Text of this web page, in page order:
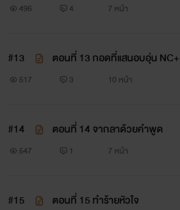
496 4 7 หน้า
#13 ตอนที่ 13 กอดที่แสนอบอุ่น NC+
517 3 10 หน้า
#14 ตอนที่ 14 จากลาด้วยคำพูด
547 1 7 หน้า
#15 ตอนที่ 15 ทำร้ายหัวใจ